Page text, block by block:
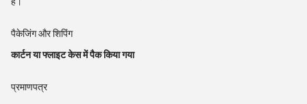
पैकेजिंग और शिपिंग
कार्टन या फ्लाइट केस में पैक किया गया
प्रमाणपत्र